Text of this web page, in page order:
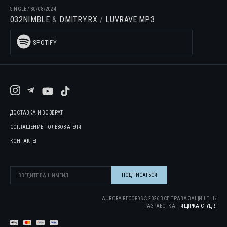
SINGLE/ 30/08/2024
032NIMBLE DMITRY.RX LUVRAVE.MP3
SPOTIFY
ДОСТАВКА И ВОЗВРАТ
СОГЛАШЕНИЕ ПОЛЬЗОВАТЕЛЯ
КОНТАКТЫ
AURORA RECORDS ©2026 ВСЕ ПРАВА ЗАЩИЩЕНЫ
РАЗРАБОТКА – ЯЩІРКА CТУДІЯ